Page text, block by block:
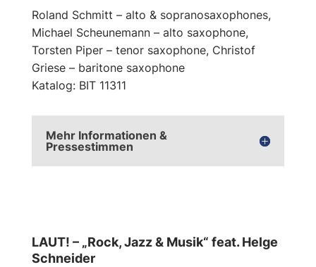
Roland Schmitt – alto & sopranosaxophones,
Michael Scheunemann – alto saxophone,
Torsten Piper – tenor saxophone, Christof
Griese – baritone saxophone
Katalog: BIT 11311
Mehr Informationen &
Pressestimmen
LAUT! – „Rock, Jazz & Musik“ feat. Helge
Schneider